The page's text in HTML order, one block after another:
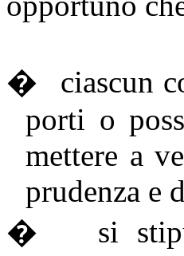
�
ciascun
porti o
mettere a
prudenza e
�
si